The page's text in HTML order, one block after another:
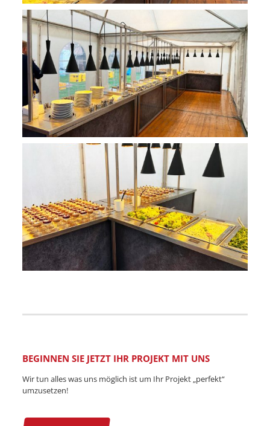
BEGINNEN SIE JETZT IHR PROJEKT MIT UNS
Wir tun alles was uns möglich ist um Ihr Projekt „perfekt“
umzusetzen!